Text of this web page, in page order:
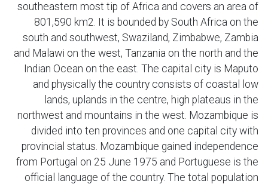
southeastern most tip of Africa and covers an area of
801,590 km2. It is bounded by South Africa on the
south and southwest, Swaziland, Zimbabwe, Zambia
and Malawi on the west, Tanzania on the north and the
Indian Ocean on the east. The capital city is Maputo
and physically the country consists of coastal low
lands, uplands in the centre, high plateaus in the
northwest and mountains in the west. Mozambique is
divided into ten provinces and one capital city with
provincial status. Mozambique gained independence
from Portugal on 25 June 1975 and Portuguese is the
official language of the country. The total population